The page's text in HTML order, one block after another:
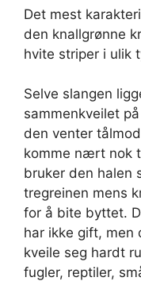
Det mest
den knallgrønne
hvite striper i ulik
Selve slangen
sammenkveilet
den venter
komme nært nok
bruker den halen
tregreinen mens
for å bite byttet.
har ikke gift, men
kveile seg hardt
fugler, reptiler,